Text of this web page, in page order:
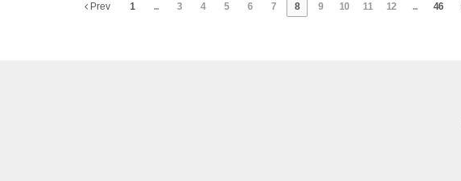
Prev 1 ... 3 4 5 6 7 8 9 10 11 12 ... 46